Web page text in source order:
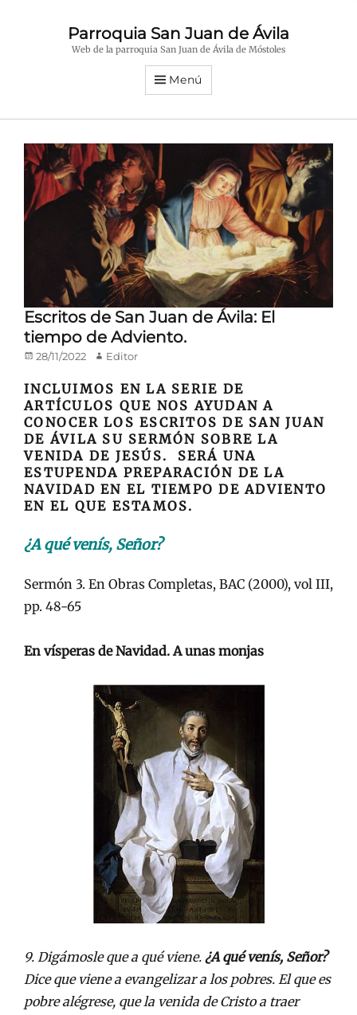
Parroquia San Juan de Ávila
Web de la parroquia San Juan de Ávila de Móstoles
Menú
Escritos de San Juan de Ávila: El
tiempo de Adviento.
Publicado
28/11/2022 Autor
Editor
INCLUIMOS EN LA SERIE DE
ARTÍCULOS QUE NOS AYUDAN A
CONOCER LOS ESCRITOS DE SAN JUAN
DE ÁVILA SU SERMÓN SOBRE LA
VENIDA DE JESÚS. SERÁ UNA
ESTUPENDA PREPARACIÓN DE LA
NAVIDAD EN EL TIEMPO DE ADVIENTO
EN EL QUE ESTAMOS.
¿A qué venís, Señor?
Sermón 3. En Obras Completas, BAC (2000), vol III,
pp. 48-65
En vísperas de Navidad. A unas monjas
9. Digámosle que a qué viene. ¿A qué venís, Señor?
Dice que viene a evangelizar a los pobres. El que es
pobre alégrese, que la venida de Cristo a traer